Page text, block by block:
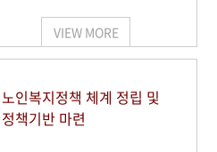
VIEW MORE
노인복지정책 체계 정립 및
정책기반 마련